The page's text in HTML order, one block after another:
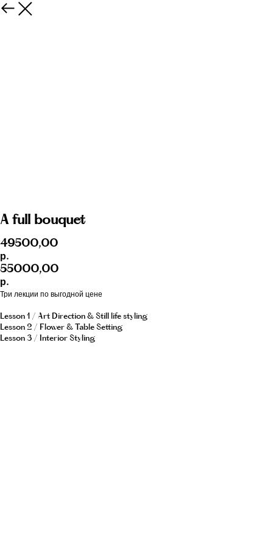
A full bouquet
49500,00
р.
55000,00
р.
Три лекции по выгодной цене
Lesson 1 / Art Direction & Still life styling
Lesson 2 / Flower & Table Setting
Lesson 3 / Interior Styling